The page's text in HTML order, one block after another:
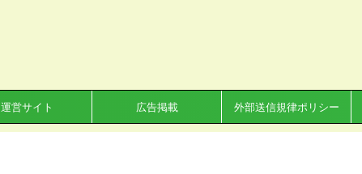
運営サイト 広告掲載 外部送信規律ポリシー